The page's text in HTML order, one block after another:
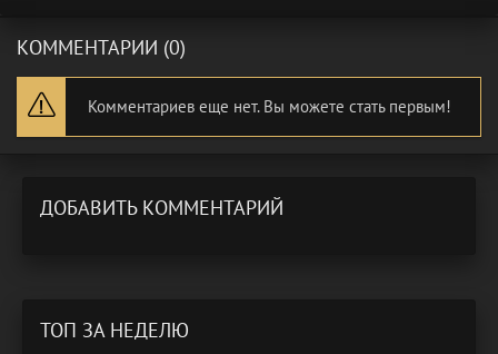
КОММЕНТАРИИ (0)
Комментариев еще нет. Вы можете стать первым!
ДОБАВИТЬ КОММЕНТАРИЙ
ТОП ЗА НЕДЕЛЮ